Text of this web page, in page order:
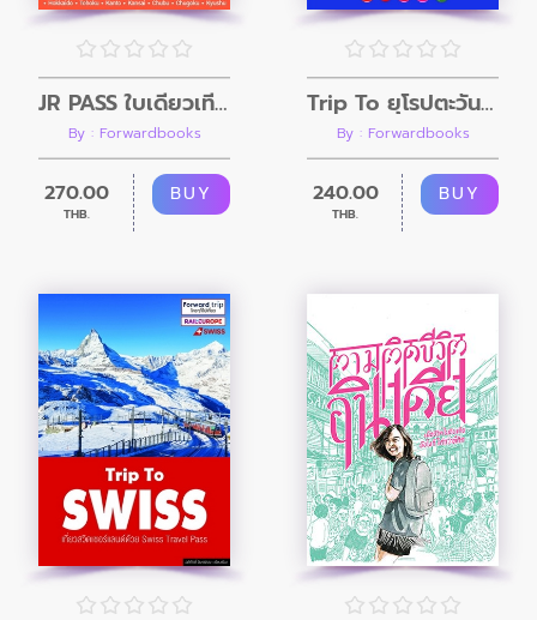
JR PASS ใบเดียวเที่ยวทั่วญี่ปุ่น
By : Forwardbooks
270.00
THB.
BUY
Trip To ยุโรปตะวันออก
By : Forwardbooks
240.00
THB.
BUY